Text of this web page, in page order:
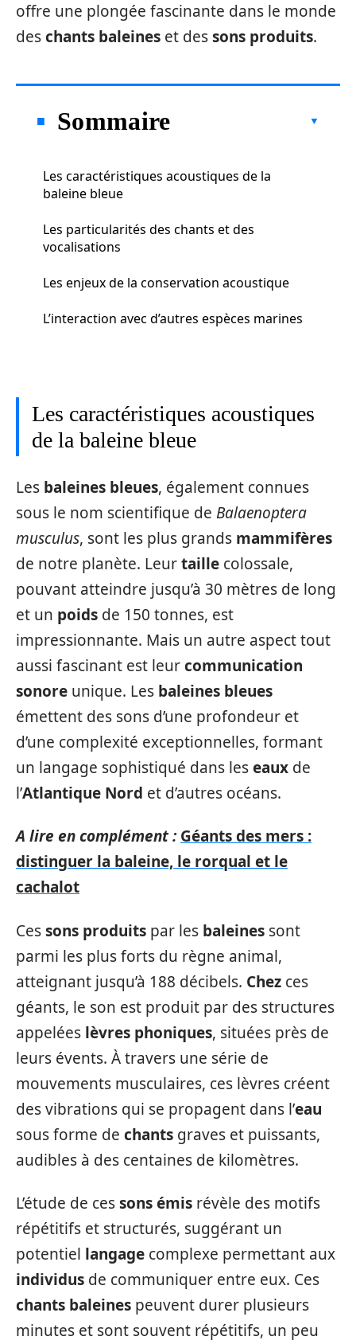
offre une plongée fascinante dans le monde
deschants baleines et dessons produits.
Sommaire
Les caractéristiques acoustiques de la
baleine bleue
Les particularités des chants et des
vocalisations
Les enjeux de la conservation acoustique
L’interaction avec d’autres espèces marines
Les caractéristiques acoustiques
de la baleine bleue
Les baleines bleues, également connues
sous le nom scientifique de Balaenoptera
musculus, sont les plus grands mammifères
de notre planète. Leurtaille colossale,
pouvant atteindre jusqu’à 30 mètres de long
et un poids de 150 tonnes, est
impressionnante. Mais un autre aspect tout
aussi fascinant est leurcommunication
sonore unique. Les baleines bleues
émettent des sons d’une profondeur et
d’une complexité exceptionnelles, formant
un langage sophistiqué dans leseaux de
l’Atlantique Nord et d’autres océans.
A lire en complément : Géants des mers :
distinguer la baleine, le rorqual et le
cachalot
Cessons produits par les baleines sont
parmi les plus forts du règne animal,
atteignant jusqu’à 188 décibels. Chez ces
géants, le son est produit par des structures
appelées lèvres phoniques, situées près de
leurs évents. À travers une série de
mouvements musculaires, ces lèvres créent
des vibrations qui se propagent dans l’eau
sous forme de chants graves et puissants,
audibles à des centaines de kilomètres.
L’étude de cessons émis révèle des motifs
répétitifs et structurés, suggérant un
potentiel langage complexe permettant aux
individus de communiquer entre eux. Ces
chants baleines peuvent durer plusieurs
minutes et sont souvent répétitifs, un peu